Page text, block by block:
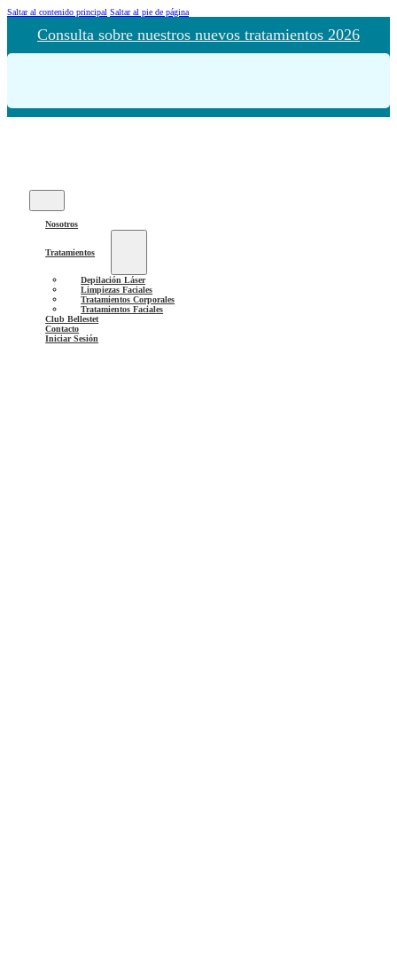
Saltar al contenido principal Saltar al pie de página
Consulta sobre nuestros nuevos tratamientos 2026
Nosotros
Tratamientos
Depilación Láser
Limpiezas Faciales
Tratamientos Corporales
Tratamientos Faciales
Club Bellestet
Contacto
Iniciar Sesión